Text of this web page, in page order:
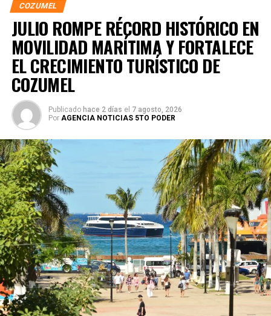
El legislador destacó que el trabajo territorial que Morena
mantiene en Quintana Roo es fundamental para consolidar
la organización comunitaria y mantener un movimiento
cercano al pueblo. Subrayó que la participación ciudadana
es clave para construir el futuro de la isla y reiteró que “las
decisiones de Cozumel las deben tomar los
cozumeleños”, en un acto de respeto a la identidad y
autonomía local. Participación ciudadana
COZUMEL
JULIO ROMPE RÉCORD HISTÓRICO EN
MOVILIDAD MARÍTIMA Y FORTALECE
EL CRECIMIENTO TURÍSTICO DE
COZUMEL
Publicado hace 2 días el 7 agosto, 2026
Por AGENCIA NOTICIAS 5TO PODER